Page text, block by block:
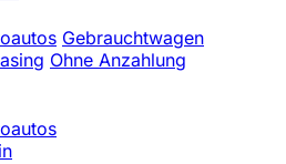
Gebrauchtwagen
Ohne Anzahlung